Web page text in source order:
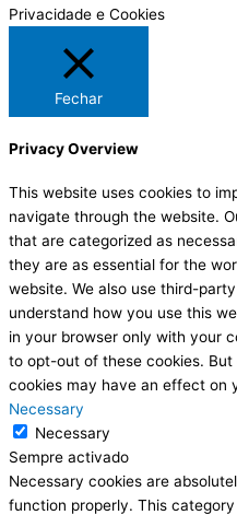
Privacidade e Cookies
Fechar
Privacy Overview
This website uses cookies to
navigate through the website.
that are categorized as
they are as essential for the
website. We also use third-
understand how you use this
in your browser only with your
to opt-out of these cookies.
cookies may have an effect on
Necessary
Necessary
Sempre activado
Necessary cookies are
function properly. This